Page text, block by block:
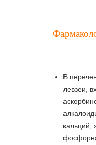
В
левзеи,